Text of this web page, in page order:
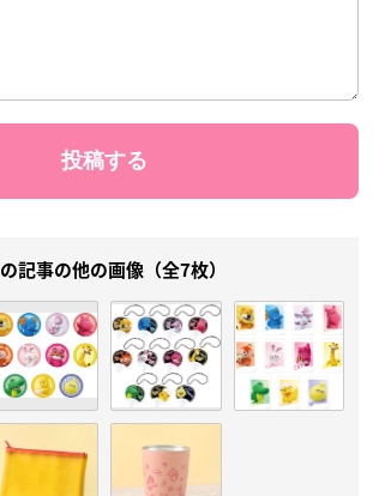
記事の他の画像（全7枚）